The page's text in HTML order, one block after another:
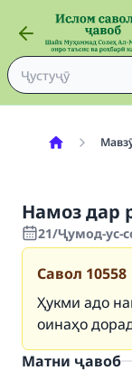
Намоз дар
21/Ҷумод-ус-
Савол 10558
Ҳукми адо
оинаҳо
Матни ҷавоб